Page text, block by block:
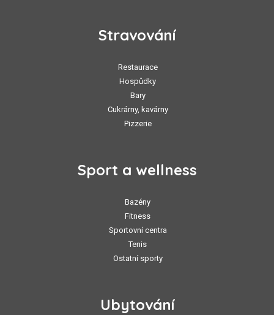
Stravování
Restaurace
Hospůdky
Bary
Cukrárny, kavárny
Pizzerie
Sport a wellness
Bazény
Fitness
Sportovní centra
Tenis
Ostatní sporty
Ubytování